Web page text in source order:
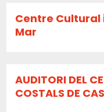
Centre Cultural
Mar
AUDITORI DEL
COSTALS DE